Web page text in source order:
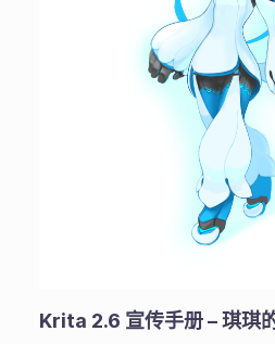
Krita 2.6 宣传手册 – 琪琪